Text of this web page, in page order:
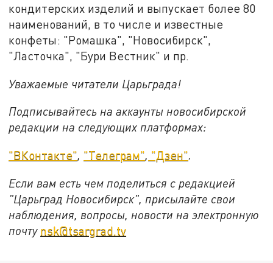
кондитерских изделий и выпускает более 80
наименований, в то числе и известные
конфеты: "Ромашка", "Новосибирск",
"Ласточка", "Бури Вестник" и пр.
Уважаемые читатели Царьграда!
Подписывайтесь на аккаунты новосибирской
редакции на следующих платформах:
"ВКонтакте", "Телеграм", "Дзен".
Если вам есть чем поделиться с редакцией
"Царьград Новосибирск", присылайте свои
наблюдения, вопросы, новости на электронную
почту nsk@tsargrad.tv